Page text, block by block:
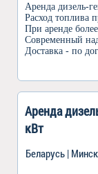
Аренда дизель-
Расход топлива
При аренде
Современный
Доставка - по
Аренда
кВт
Беларусь |